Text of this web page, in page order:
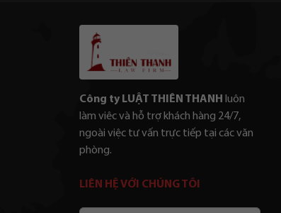
Công ty LUẬT THIÊN THANH luôn
làm viêc và hỗ trợ khách hàng 24/7,
ngoài việc tư vấn trực tiếp tại các văn
phòng.
LIÊN HỆ VỚI CHÚNG TÔI